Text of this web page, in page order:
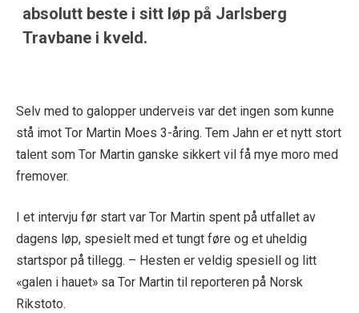
absolutt beste i sitt løp på Jarlsberg
Travbane i kveld.
Selv med to galopper underveis var det ingen som kunne
stå imot Tor Martin Moes 3-åring. Tem Jahn er et nytt stort
talent som Tor Martin ganske sikkert vil få mye moro med
fremover.
I et intervju før start var Tor Martin spent på utfallet av
dagens løp, spesielt med et tungt føre og et uheldig
startspor på tillegg. – Hesten er veldig spesiell og litt
«galen i hauet» sa Tor Martin til reporteren på Norsk
Rikstoto.